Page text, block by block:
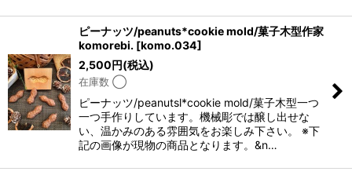
ピーナッツ/peanuts*cookie mold/菓子木型作家
komorebi. [komo.034]
2,500円(税込)
在庫数 ◯
ピーナッツ/peanutsl*cookie mold/菓子木型一つ
一つ手作りしています。機械彫では醸し出せな
い、温かみのある雰囲気をお楽しみ下さい。 ※下
記の画像が現物の商品となります。&n…